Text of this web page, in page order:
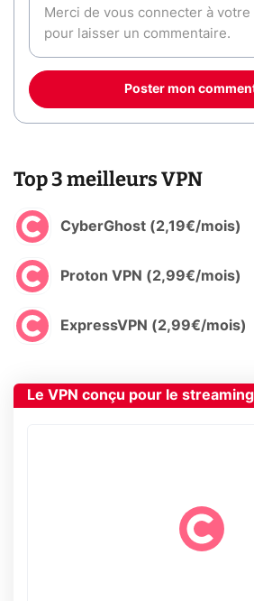
Poster mon
Top 3 meilleurs VPN
CyberGhost (2,19€/mois)
Proton VPN (2,99€/mois)
ExpressVPN (2,99€/mois)
Le VPN conçu pour le streaming